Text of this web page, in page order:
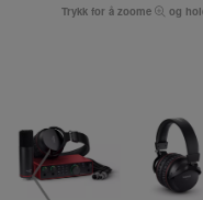
Trykk for å zoome og